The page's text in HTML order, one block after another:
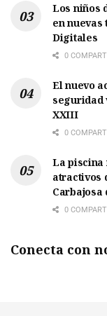
Los niños
en
Digitales
0
El nuevo
seguridad
XXIII
0
La piscina
atractivos
Carbajosa
0
Conecta con